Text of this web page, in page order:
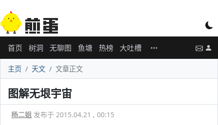
首页 树洞 无聊图 鱼塘 热榜 大吐槽
主页 天文 文章正文
图解无垠宇宙
杨二姐 发布于 2015.04.21 , 00:15